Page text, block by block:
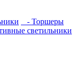
- Торшеры
светильники